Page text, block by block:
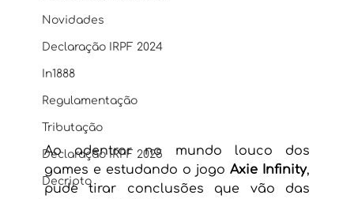
Novidades
Declaração IRPF 2024
In1888
Regulamentação
Tributação
Declaração IRPF 2025
Decripto
Ao adentrar no mundo louco dos
games e estudando o jogo Axie Infinity,
pude tirar conclusões que vão das